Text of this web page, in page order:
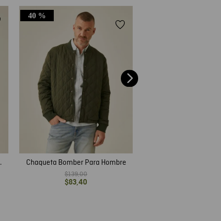
40 %
Chaqueta Bomber Para Hombre
$139,00
$83,40